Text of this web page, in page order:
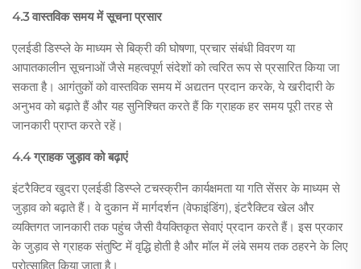
4.3 वास्तविक समय में सूचना प्रसार
एलईडी डिस्प्ले के माध्यम से बिक्री की घोषणा, प्रचार संबंधी विवरण या
आपातकालीन सूचनाओं जैसे महत्वपूर्ण संदेशों को त्वरित रूप से प्रसारित किया जा
सकता है। आगंतुकों को वास्तविक समय में अद्यतन प्रदान करके, ये खरीदारी के
अनुभव को बढ़ाते हैं और यह सुनिश्चित करते हैं कि ग्राहक हर समय पूरी तरह से
जानकारी प्राप्त करते रहें।
4.4 ग्राहक जुड़ाव को बढ़ाएं
इंटरैक्टिव खुदरा एलईडी डिस्प्ले टचस्क्रीन कार्यक्षमता या गति सेंसर के माध्यम से
जुड़ाव को बढ़ाते हैं। वे दुकान में मार्गदर्शन (वेफाइंडिंग), इंटरैक्टिव खेल और
व्यक्तिगत जानकारी तक पहुंच जैसी वैयक्तिकृत सेवाएं प्रदान करते हैं। इस प्रकार
के जुड़ाव से ग्राहक संतुष्टि में वृद्धि होती है और मॉल में लंबे समय तक ठहरने के लिए
प्रोत्साहित किया जाता है।